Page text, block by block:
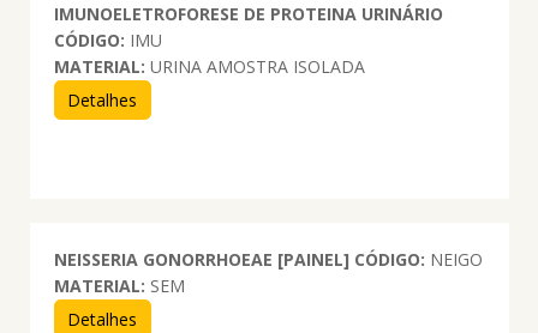
IMUNOELETROFORESE DE PROTEINA URINÁRIO
CÓDIGO: IMU
MATERIAL: URINA AMOSTRA ISOLADA
Detalhes
NEISSERIA GONORRHOEAE [PAINEL] CÓDIGO: NEIGO
MATERIAL: SEM
Detalhes